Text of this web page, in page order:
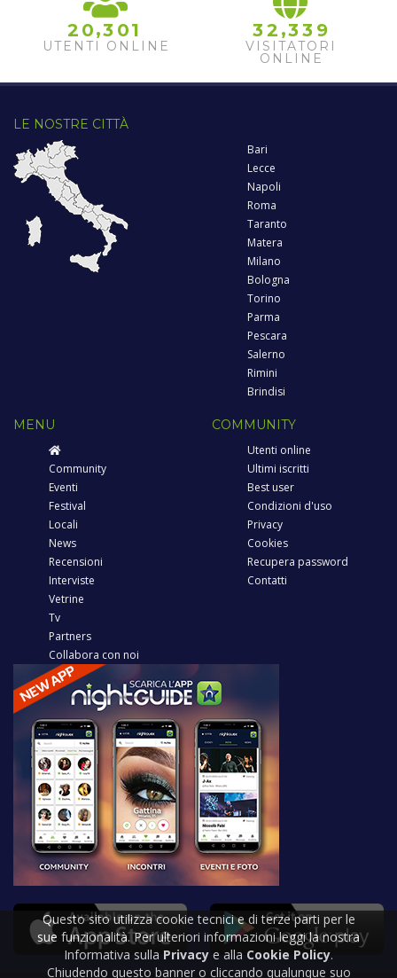
2 0,3 01
UTENTI ONLINE
32 ,33 9
VISITATORI
ONLINE
LE NOSTRE CITTÀ
Bari
Lecce
Napoli
Roma
Taranto
Matera
Milano
Bologna
Torino
Parma
Pescara
Salerno
Rimini
Brindisi
MENU
Community
Eventi
Festival
Locali
News
Recensioni
Interviste
Vetrine
Tv
Partners
Collabora con noi
COMMUNITY
Utenti online
Ultimi iscritti
Best user
Condizioni d'uso
Privacy
Cookies
Recupera password
Contatti
Questo sito utilizza cookie tecnici e di terze parti per le
sue funzionalità. Per ulteriori informazioni leggi la nostra
Informativa sulla Privacy e alla Cookie Policy.
Chiudendo questo banner o cliccando qualunque suo